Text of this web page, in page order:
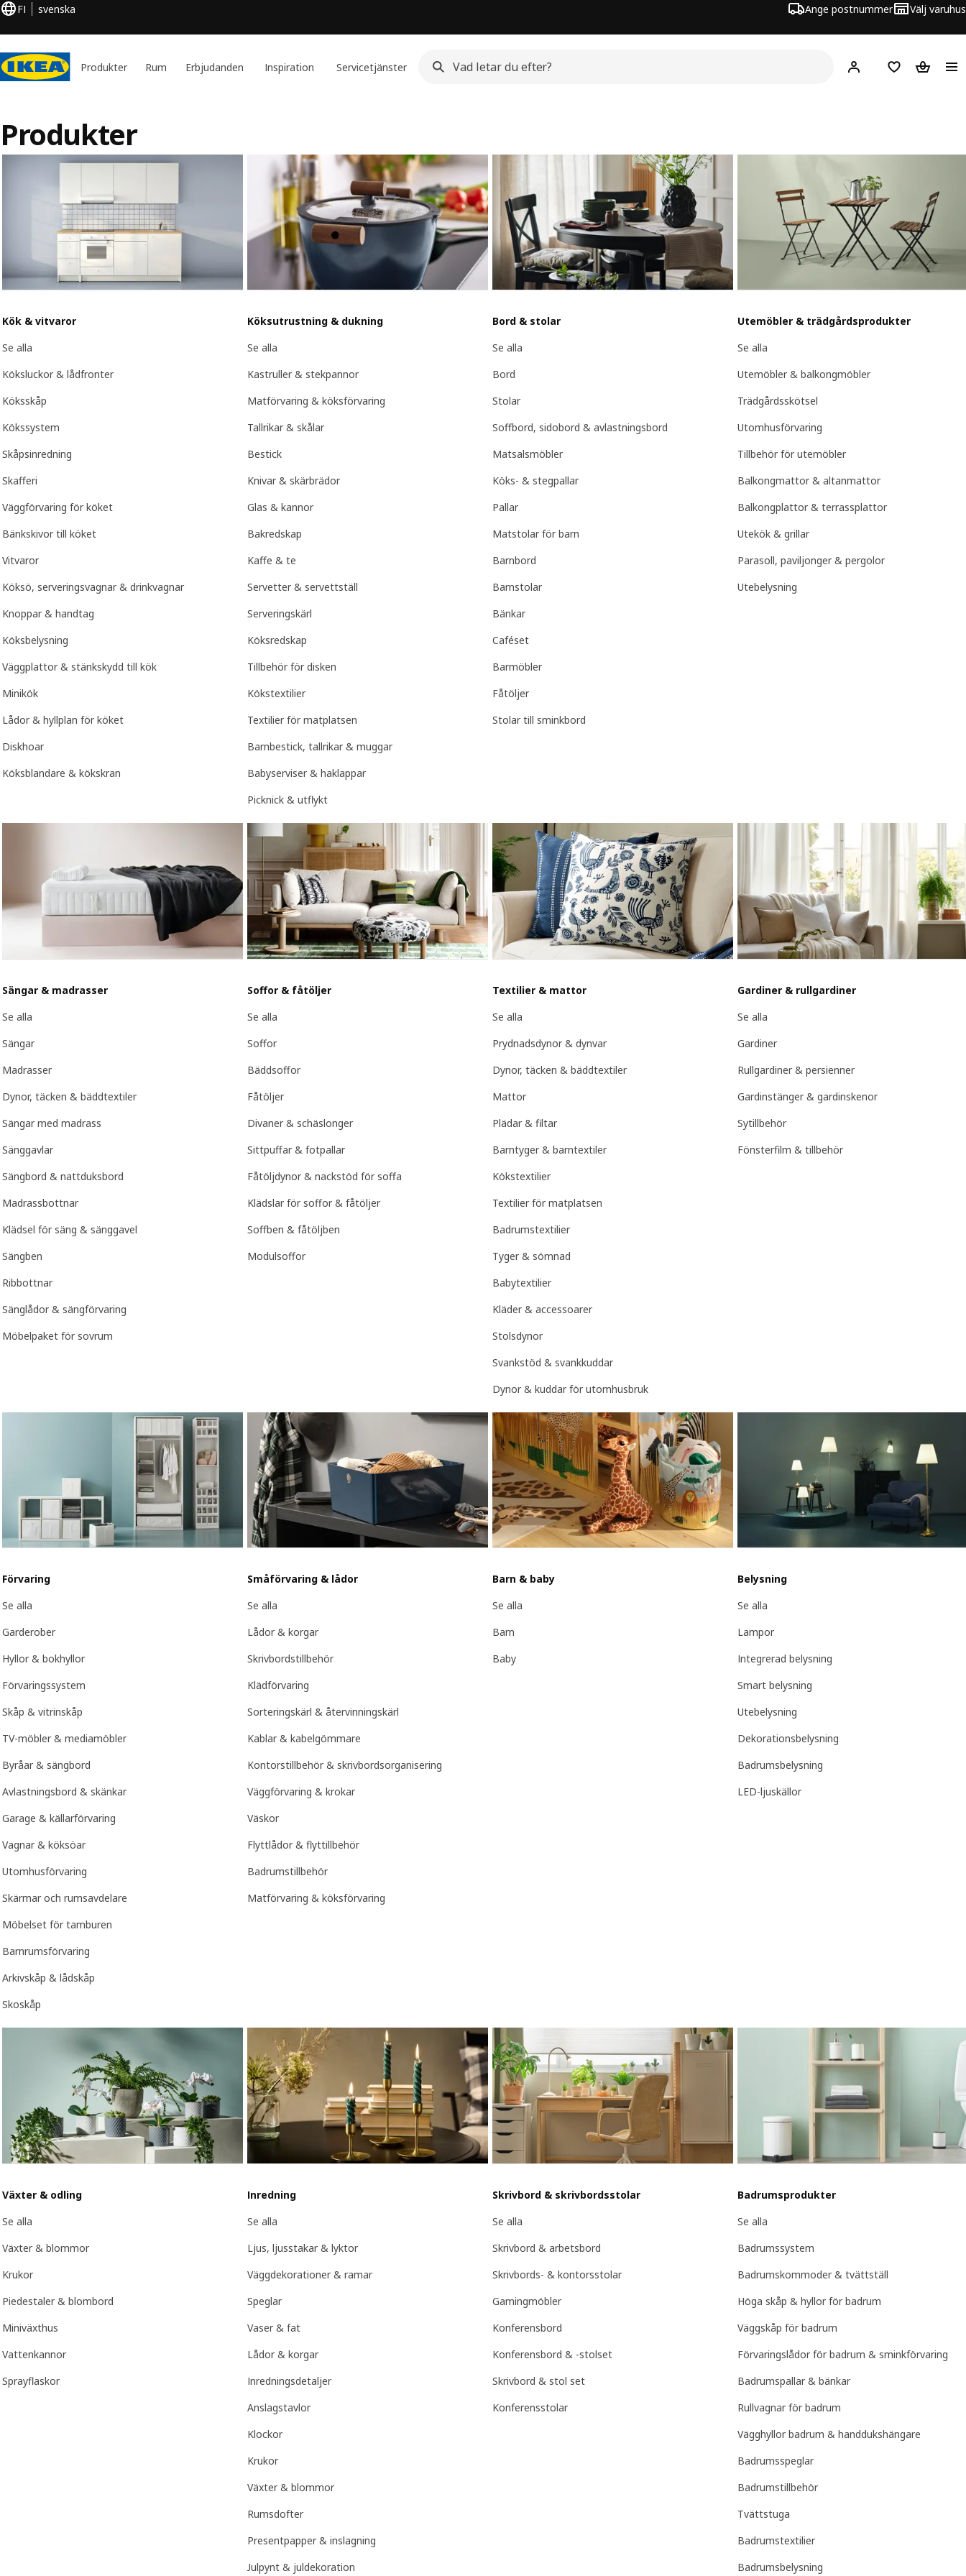
FI svenska Ange postnummer Välj varuhus
Produkter Rum Erbjudanden Inspiration Servicetjänster Hej! Logga inInköpslistaVarukorg
Produkter
Kök & vitvaror
Se alla
Köksluckor & lådfronter
Köksskåp
Kökssystem
Skåpsinredning
Skafferi
Väggförvaring för köket
Bänkskivor till köket
Vitvaror
Köksö, serveringsvagnar & drinkvagnar
Knoppar & handtag
Köksbelysning
Väggplattor & stänkskydd till kök
Minikök
Lådor & hyllplan för köket
Diskhoar
Köksblandare & kökskran
Köksutrustning & dukning
Se alla
Kastruller & stekpannor
Matförvaring & köksförvaring
Tallrikar & skålar
Bestick
Knivar & skärbrädor
Glas & kannor
Bakredskap
Kaffe & te
Servetter & servettställ
Serveringskärl
Köksredskap
Tillbehör för disken
Kökstextilier
Textilier för matplatsen
Barnbestick, tallrikar & muggar
Babyserviser & haklappar
Picknick & utflykt
Bord & stolar
Se alla
Bord
Stolar
Soffbord, sidobord & avlastningsbord
Matsalsmöbler
Köks- & stegpallar
Pallar
Matstolar för barn
Barnbord
Barnstolar
Bänkar
Caféset
Barmöbler
Fåtöljer
Stolar till sminkbord
Utemöbler & trädgårdsprodukter
Se alla
Utemöbler & balkongmöbler
Trädgårdsskötsel
Utomhusförvaring
Tillbehör för utemöbler
Balkongmattor & altanmattor
Balkongplattor & terrassplattor
Utekök & grillar
Parasoll, paviljonger & pergolor
Utebelysning
Sängar & madrasser
Se alla
Sängar
Madrasser
Dynor, täcken & bäddtextiler
Sängar med madrass
Sänggavlar
Sängbord & nattduksbord
Madrassbottnar
Klädsel för säng & sänggavel
Sängben
Ribbottnar
Sänglådor & sängförvaring
Möbelpaket för sovrum
Soffor & fåtöljer
Se alla
Soffor
Bäddsoffor
Fåtöljer
Divaner & schäslonger
Sittpuffar & fotpallar
Fåtöljdynor & nackstöd för soffa
Klädslar för soffor & fåtöljer
Soffben & fåtöljben
Modulsoffor
Textilier & mattor
Se alla
Prydnadsdynor & dynvar
Dynor, täcken & bäddtextiler
Mattor
Plädar & filtar
Barntyger & barntextiler
Kökstextilier
Textilier för matplatsen
Badrumstextilier
Tyger & sömnad
Babytextilier
Kläder & accessoarer
Stolsdynor
Svankstöd & svankkuddar
Dynor & kuddar för utomhusbruk
Gardiner & rullgardiner
Se alla
Gardiner
Rullgardiner & persienner
Gardinstänger & gardinskenor
Sytillbehör
Fönsterfilm & tillbehör
Förvaring
Se alla
Garderober
Hyllor & bokhyllor
Förvaringssystem
Skåp & vitrinskåp
TV-möbler & mediamöbler
Byråar & sängbord
Avlastningsbord & skänkar
Garage & källarförvaring
Vagnar & köksöar
Utomhusförvaring
Skärmar och rumsavdelare
Möbelset för tamburen
Barnrumsförvaring
Arkivskåp & lådskåp
Skoskåp
Småförvaring & lådor
Se alla
Lådor & korgar
Skrivbordstillbehör
Klädförvaring
Sorteringskärl & återvinningskärl
Kablar & kabelgömmare
Kontorstillbehör & skrivbordsorganisering
Väggförvaring & krokar
Väskor
Flyttlådor & flyttillbehör
Badrumstillbehör
Matförvaring & köksförvaring
Barn & baby
Se alla
Barn
Baby
Belysning
Se alla
Lampor
Integrerad belysning
Smart belysning
Utebelysning
Dekorationsbelysning
Badrumsbelysning
LED-ljuskällor
Växter & odling
Se alla
Växter & blommor
Krukor
Piedestaler & blombord
Miniväxthus
Vattenkannor
Sprayflaskor
Inredning
Se alla
Ljus, ljusstakar & lyktor
Väggdekorationer & ramar
Speglar
Vaser & fat
Lådor & korgar
Inredningsdetaljer
Anslagstavlor
Klockor
Krukor
Växter & blommor
Rumsdofter
Presentpapper & inslagning
Julpynt & juldekoration
Skrivbord & skrivbordsstolar
Se alla
Skrivbord & arbetsbord
Skrivbords- & kontorsstolar
Gamingmöbler
Konferensbord
Konferensbord & -stolset
Skrivbord & stol set
Konferensstolar
Badrumsprodukter
Se alla
Badrumssystem
Badrumskommoder & tvättställ
Höga skåp & hyllor för badrum
Väggskåp för badrum
Förvaringslådor för badrum & sminkförvaring
Badrumspallar & bänkar
Rullvagnar för badrum
Vägghyllor badrum & handdukshängare
Badrumsspeglar
Badrumstillbehör
Tvättstuga
Badrumstextilier
Badrumsbelysning